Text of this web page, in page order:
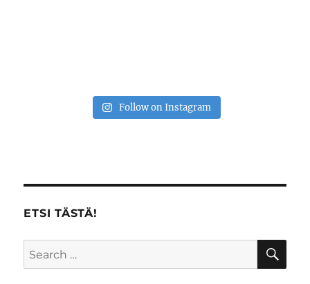
Follow on Instagram
ETSI TÄSTÄ!
Search
for: